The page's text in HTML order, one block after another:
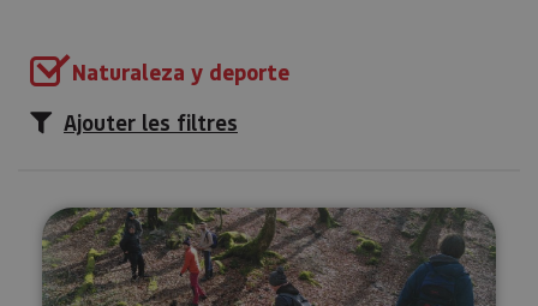
Naturaleza y deporte
Ajouter les filtres
Collecte de champignons à